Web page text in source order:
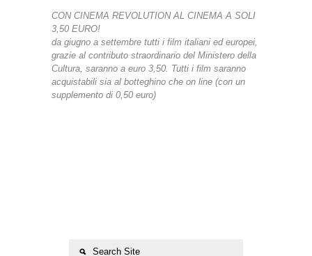
CON CINEMA REVOLUTION AL CINEMA A SOLI
3,50 EURO!
da giugno a settembre tutti i film italiani ed europei,
grazie al contributo straordinario del Ministero della
Cultura, saranno a euro 3,50. Tutti i film saranno
acquistabili sia al botteghino che on line (con un
supplemento di 0,50 euro)